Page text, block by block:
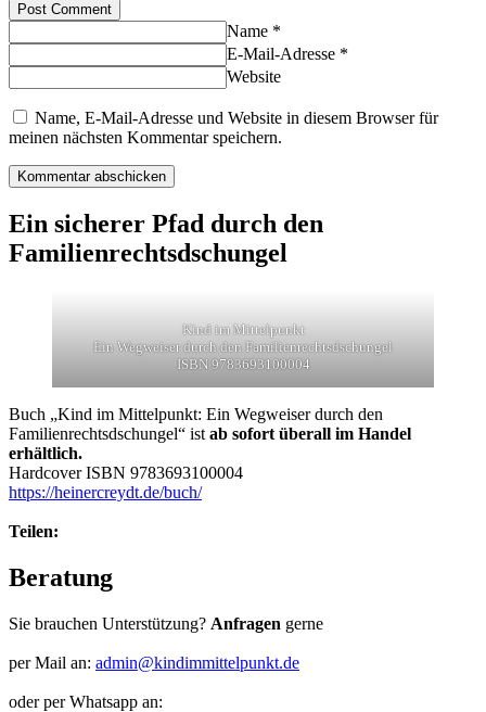
Post Comment
Name *
E-Mail-Adresse *
Website
Name, E-Mail-Adresse und Website in diesem Browser für
meinen nächsten Kommentar speichern.
Ein sicherer Pfad durch den
Familienrechtsdschungel
Kind im Mittelpunkt
Ein Wegweiser durch den Familienrechtsdschungel
ISBN 9783693100004
Buch „Kind im Mittelpunkt: Ein Wegweiser durch den
Familienrechtsdschungel“ ist ab sofort überall im Handel
erhältlich.
Hardcover ISBN 9783693100004
https://heinercreydt.de/buch/
Teilen:
Beratung
Sie brauchen Unterstützung? Anfragen gerne
per Mail an: admin@kindimmittelpunkt.de
oder per Whatsapp an: